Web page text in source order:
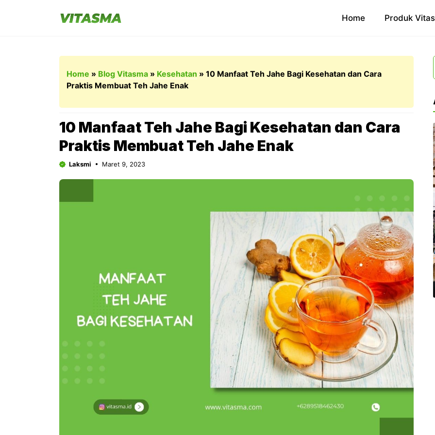
Home Produk
Home » Blog Vitasma » Kesehatan » 10 Manfaat Teh Jahe Bagi Kesehatan dan Cara
Praktis Membuat Teh Jahe Enak
10 Manfaat Teh Jahe Bagi Kesehatan dan Cara
Praktis Membuat Teh Jahe Enak
Laksmi Maret 9, 2023